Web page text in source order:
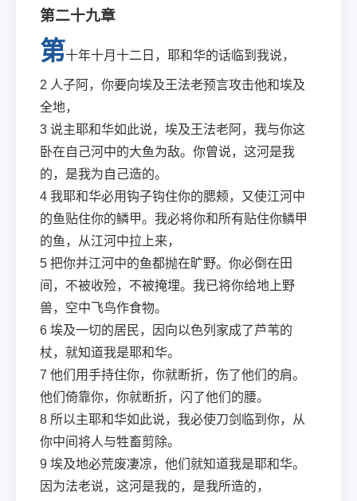
第二十九章
第十年十月十二日，耶和华的话临到我说，
2 人子阿，你要向埃及王法老预言攻击他和埃及
全地，
3 说主耶和华如此说，埃及王法老阿，我与你这
卧在自己河中的大鱼为敌。你曾说，这河是我
的，是我为自己造的。
4 我耶和华必用钩子钩住你的腮颊，又使江河中
的鱼贴住你的鳞甲。我必将你和所有贴住你鳞甲
的鱼，从江河中拉上来，
5 把你并江河中的鱼都抛在旷野。你必倒在田
间，不被收殓，不被掩埋。我已将你给地上野
兽，空中飞鸟作食物。
6 埃及一切的居民，因向以色列家成了芦苇的
杖，就知道我是耶和华。
7 他们用手持住你，你就断折，伤了他们的肩。
他们倚靠你，你就断折，闪了他们的腰。
8 所以主耶和华如此说，我必使刀剑临到你，从
你中间将人与牲畜剪除。
9 埃及地必荒废凄凉，他们就知道我是耶和华。
因为法老说，这河是我的，是我所造的，